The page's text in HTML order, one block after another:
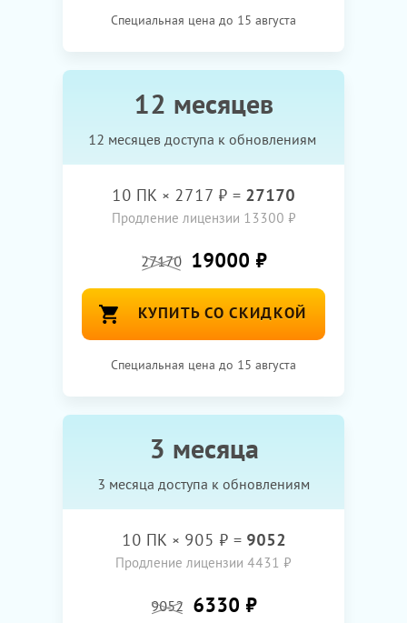
Специальная цена до 15 августа
12 месяцев
12 месяцев доступа к обновлениям
10 ПК × 2717 ₽ = 27170
Продление лицензии 13300 ₽
27170 19000 ₽
КУПИТЬ СО СКИДКОЙ
Специальная цена до 15 августа
3 месяца
3 месяца доступа к обновлениям
10 ПК × 905 ₽ = 9052
Продление лицензии 4431 ₽
9052 6330 ₽